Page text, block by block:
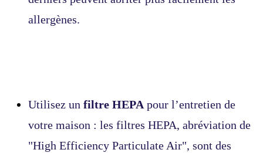
allergènes.
Utilisez un filtre HEPApour l’entretien de
votre maison : les filtres HEPA, abréviation de
"High Efficiency Particulate Air", sont des